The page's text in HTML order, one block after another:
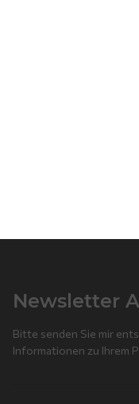
Newsletter
Bitte senden Sie mir
Informationen zu Ihrem